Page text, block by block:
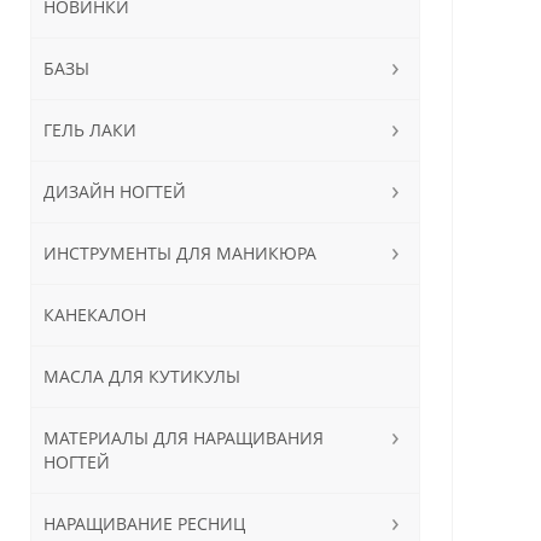
НОВИНКИ
БАЗЫ
ГЕЛЬ ЛАКИ
ДИЗАЙН НОГТЕЙ
ИНСТРУМЕНТЫ ДЛЯ МАНИКЮРА
КАНЕКАЛОН
МАСЛА ДЛЯ КУТИКУЛЫ
МАТЕРИАЛЫ ДЛЯ НАРАЩИВАНИЯ
НОГТЕЙ
НАРАЩИВАНИЕ РЕСНИЦ